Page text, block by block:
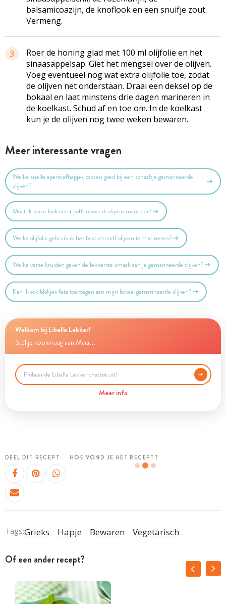
balsamicoazijn, de knoflook en een snuifje zout.
Vermeng.
3
Roer de honing glad met 100 ml olijfolie en het
sinaasappelsap. Giet het mengsel over de olijven.
Voeg eventueel nog wat extra olijfolie toe, zodat
de olijven net onderstaan. Draai een deksel op de
bokaal en laat minstens drie dagen marineren in
de koelkast. Schud af en toe om. In de koelkast
kun je de olijven nog twee weken bewaren.
Meer interessante vragen
Welke snelle aperitiefhapjes passen goed bij een schaaltje gemarineerde
olijven?
Moet ik verse look eerst poffen voor ik olijven marineer?
Welke olijfolie gebruik ik het best om zelf olijven te marineren?
Welke verse kruiden geven de lekkerste smaak aan je gemarineerde olijven?
Kan ik ook blokjes feta toevoegen aan mijn bokaal gemarineerde olijven?
Welkom bij Libelle Lekker!
Stel je kookvraag aan Maia...
Meer info
DEEL DIT RECEPT HOE VOND JE HET RECEPT?
Tags:Grieks Hapje Bewaren Vegetarisch
Of een ander recept?